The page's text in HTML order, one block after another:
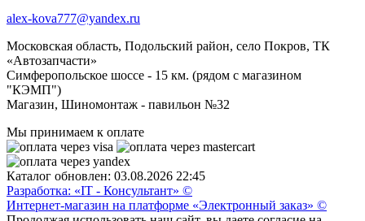
alex-kova777@yandex.ru
Московская область, Подольский район, село Покров, ТК
«Автозапчасти»
Симферопольское шоссе - 15 км. (рядом с магазином
"КЭМП")
Магазин, Шиномонтаж - павильон №32
Мы принимаем к оплате
Каталог обновлен: 03.08.2026 22:45
Разработка: «IT - Консультант» ©
Интернет-магазин на платформе «Электронный заказ» ©